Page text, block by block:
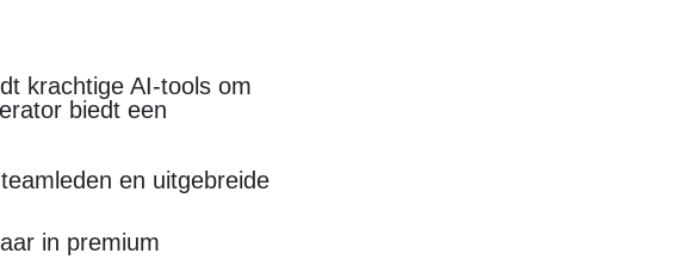
krachtige AI-tools om
biedt een
en uitgebreide
in premium